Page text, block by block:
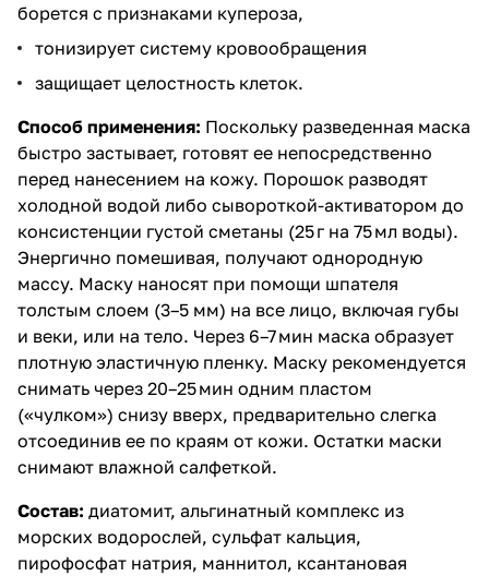
борется с признаками купероза,
тонизирует систему кровообращения
защищает целостность клеток.
Способ применения: Поскольку разведенная маска
быстро застывает, готовят ее непосредственно
перед нанесением на кожу. Порошок разводят
холодной водой либо сывороткой-активатором до
консистенции густой сметаны (25 г на 75 мл воды).
Энергично помешивая, получают однородную
массу. Маску наносят при помощи шпателя
толстым слоем (3–5 мм) на все лицо, включая губы
и веки, или на тело. Через 6–7 мин маска образует
плотную эластичную пленку. Маску рекомендуется
снимать через 20–25 мин одним пластом
(«чулком») снизу вверх, предварительно слегка
отсоединив ее по краям от кожи. Остатки маски
снимают влажной салфеткой.
Состав: диатомит, альгинатный комплекс из
морских водорослей, сульфат кальция,
пирофосфат натрия, маннитол, ксантановая